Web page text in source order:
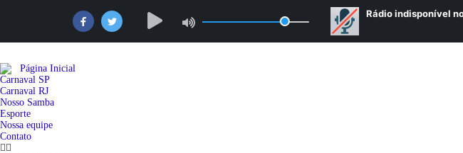
Página Inicial
Carnaval SP
Carnaval RJ
Nosso Samba
Esporte
Nossa equipe
Contato